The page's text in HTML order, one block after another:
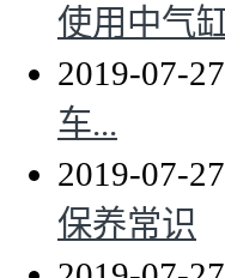
使用中气
2019-07-27
车...
2019-07-27
保养常识